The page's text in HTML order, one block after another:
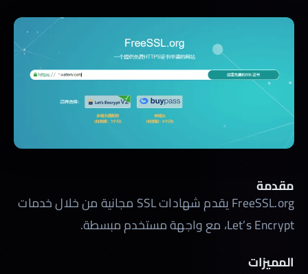
مقدمة
FreeSSL.org يقدم شهادات SSL مجانية من خلال خدمات
Let’s Encrypt، مع واجهة مستخدم مبسطة.
المميزات